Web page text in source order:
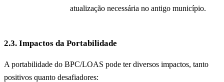
atualização necessária no antigo município.
2.3. Impactos da Portabilidade
A portabilidade do BPC/LOAS pode ter diversos impactos, tanto
positivos quanto desafiadores: